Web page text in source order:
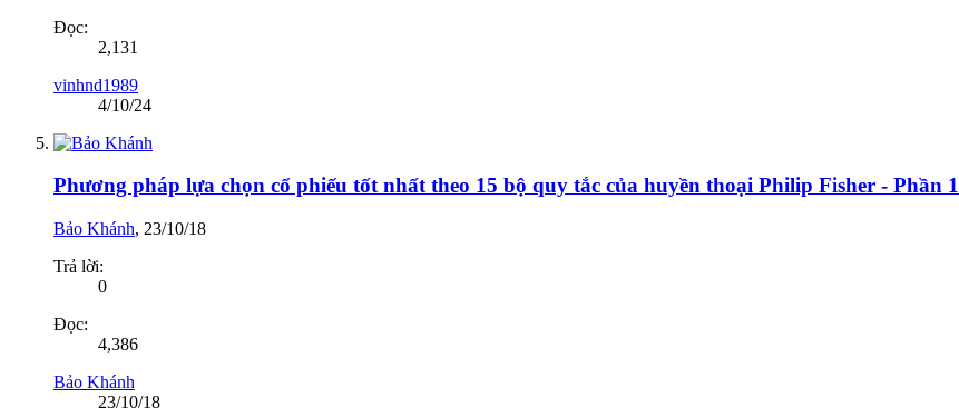
Đọc:
2,131
vinhnd1989
4/10/24
Phương pháp lựa chọn cổ phiếu tốt nhất theo 15 bộ quy tắc của huyền thoại Philip Fisher - Phần 1
Bảo Khánh, 23/10/18
Trả lời:
0
Đọc:
4,386
Bảo Khánh
23/10/18